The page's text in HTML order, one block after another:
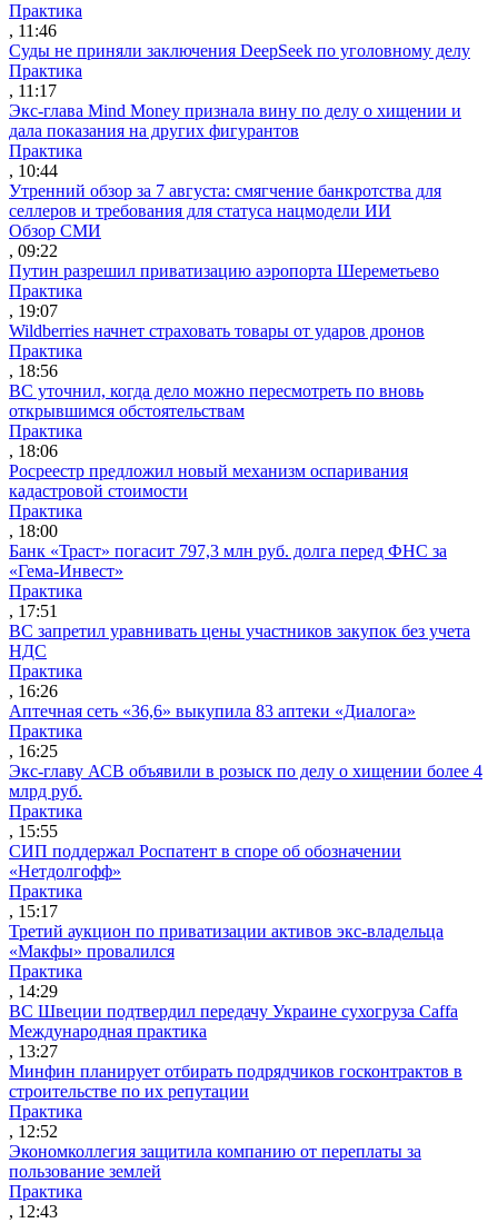
Практика
, 11:46
Суды не приняли заключения DeepSeek по уголовному делу
Практика
, 11:17
Экс-глава Mind Money признала вину по делу о хищении и
дала показания на других фигурантов
Практика
, 10:44
Утренний обзор за 7 августа: смягчение банкротства для
селлеров и требования для статуса нацмодели ИИ
Обзор СМИ
, 09:22
Путин разрешил приватизацию аэропорта Шереметьево
Практика
, 19:07
Wildberries начнет страховать товары от ударов дронов
Практика
, 18:56
ВС уточнил, когда дело можно пересмотреть по вновь
открывшимся обстоятельствам
Практика
, 18:06
Росреестр предложил новый механизм оспаривания
кадастровой стоимости
Практика
, 18:00
Банк «Траст» погасит 797,3 млн руб. долга перед ФНС за
«Гема-Инвест»
Практика
, 17:51
ВС запретил уравнивать цены участников закупок без учета
НДС
Практика
, 16:26
Аптечная сеть «36,6» выкупила 83 аптеки «Диалога»
Практика
, 16:25
Экс-главу АСВ объявили в розыск по делу о хищении более 4
млрд руб.
Практика
, 15:55
СИП поддержал Роспатент в споре об обозначении
«Нетдолгофф»
Практика
, 15:17
Третий аукцион по приватизации активов экс-владельца
«Макфы» провалился
Практика
, 14:29
ВС Швеции подтвердил передачу Украине сухогруза Caffa
Международная практика
, 13:27
Минфин планирует отбирать подрядчиков госконтрактов в
строительстве по их репутации
Практика
, 12:52
Экономколлегия защитила компанию от переплаты за
пользование землей
Практика
, 12:43